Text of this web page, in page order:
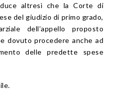
altresì che la Corte di
del giudizio di primo grado,
dell’appello proposto
dovuto procedere anche ad
delle predette spese